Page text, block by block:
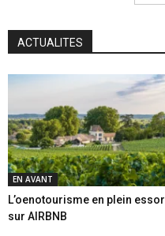
ACTUALITES
EN AVANT
L’oenotourisme en plein essor
sur AIRBNB